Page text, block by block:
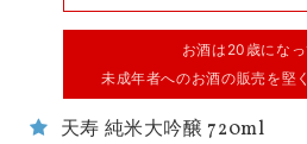
お酒は20歳にな
未成年者へのお酒の販売を堅
天寿 純米大吟醸 720ml